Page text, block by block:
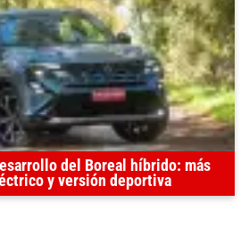
del Boreal híbrido: más
y versión deportiva